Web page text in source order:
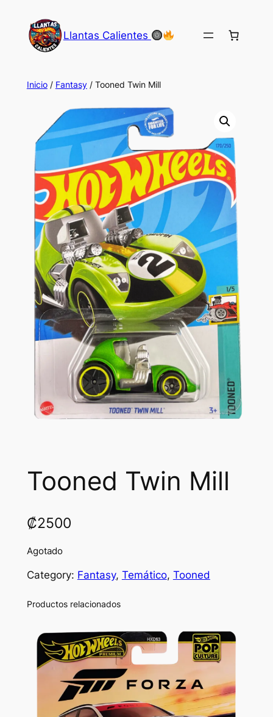
contenido
Llantas Calientes
Inicio/ Fantasy/ Tooned Twin Mill
Tooned Twin Mill
₡2500
Agotado
Category: Fantasy, Temático, Tooned
Productos relacionados